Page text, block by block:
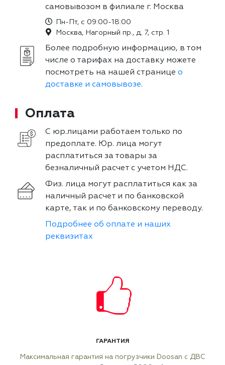
самовывозом в филиале г. Москва
Пн-Пт, с 09:00-18:00
Москва, Нагорный пр., д. 7, стр. 1
Более подробную информацию, в том
числе о тарифах на доставку можете
посмотреть на нашей странице о
доставке и самовывозе.
Оплата
С юр.лицами работаем только по
предоплате. Юр. лица могут
расплатиться за товары за
безналичный расчет с учетом НДС.
Физ. лица могут расплатиться как за
наличный расчет и по банковской
карте, так и по банковскому переводу.
Подробнее об оплате и наших
реквизитах
ГАРАНТИЯ
Максимальная гарантия на погрузчики Doosan с ДВС